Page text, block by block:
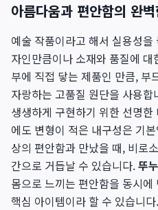
아름다움과 편안함의 완
예술 작품이라고 해서 실용성
자인만큼이나 소재와 품질에
부에 직접 닿는 제품인 만큼, 부
자랑하는 고품질 원단을 사용
생생하게 구현하기 위한 선명
에도 변형이 적은 내구성은 기
상의 편안함과 만났을 때, 비로
간으로 거듭날 수 있습니다.뚜
몸으로 느끼는 편안함을 동시에
핵심 아이템이라 할 수 있습니다.